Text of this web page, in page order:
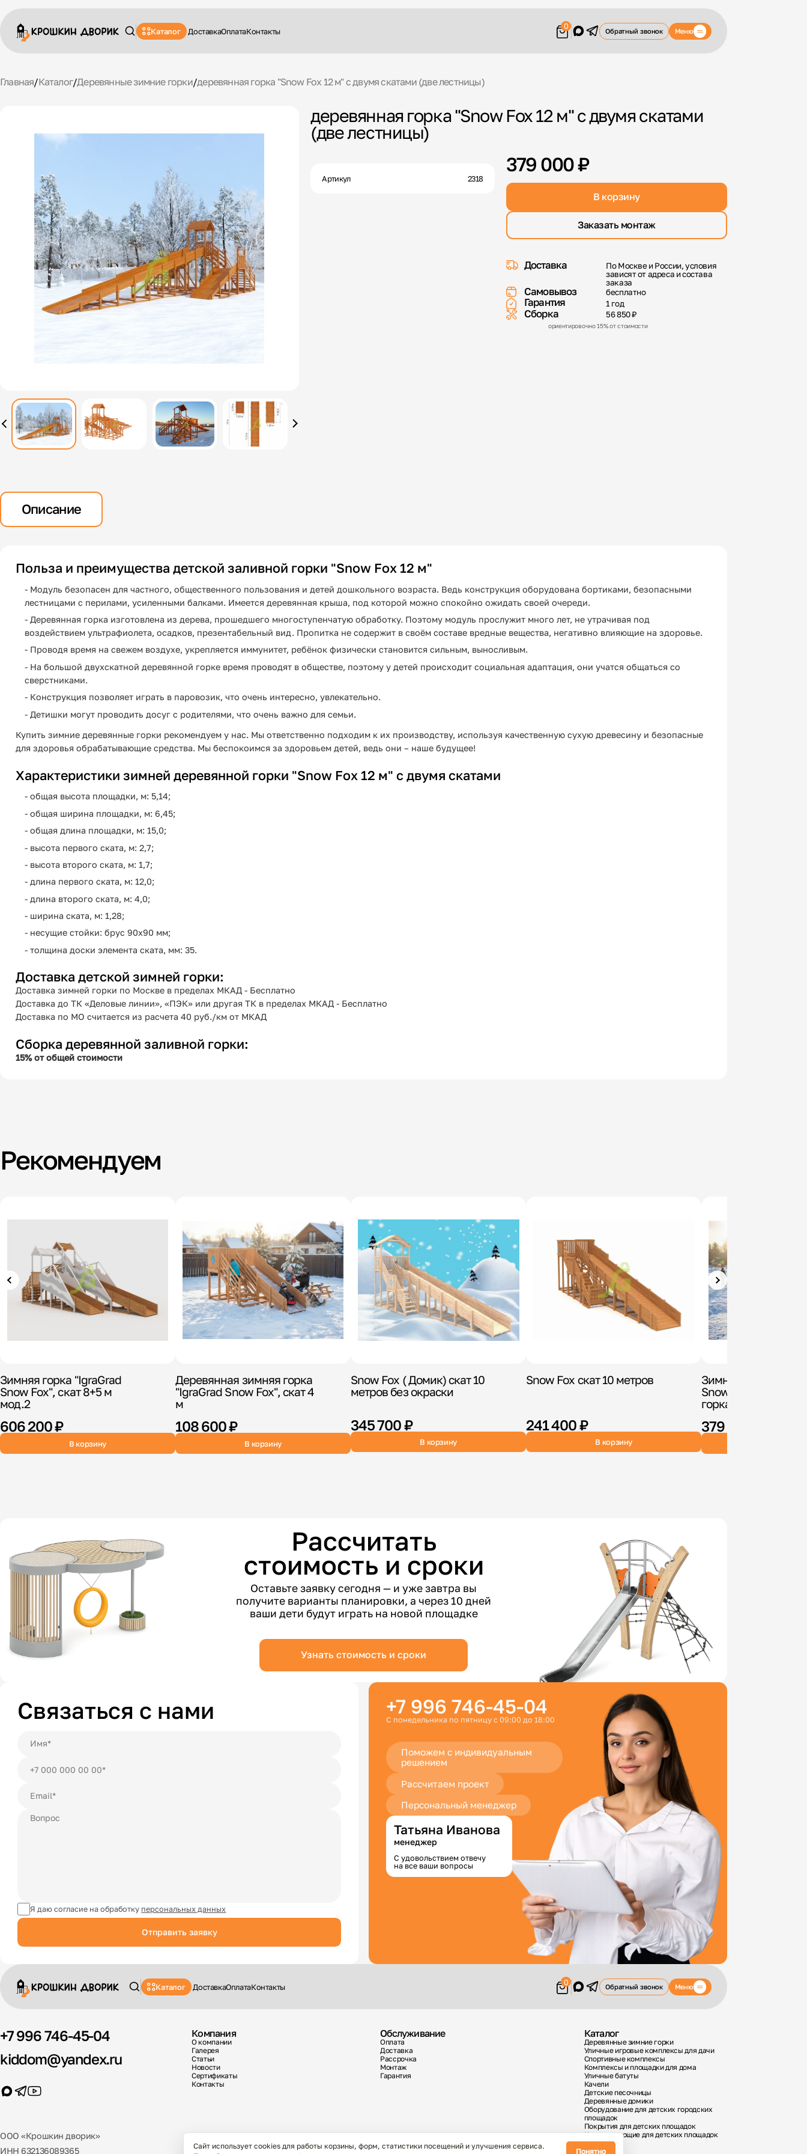
Каталог ДоставкаОплатаКонтакты
0
Обратный звонок Меню
Главная/Каталог/Деревянные зимние горки/деревянная горка "Snow Fox 12 м" с двумя скатами (две лестницы)
деревянная горка "Snow Fox 12 м" с двумя скатами
(две лестницы)
Артикул 2318
379 000 ₽
В корзину
Заказать монтаж
Доставка
По Москве и России, условия
зависят от адреса и состава
заказа
Самовывоз бесплатно
Гарантия 1 год
Сборка 56 850 ₽
ориентировочно 15% от стоимости
Описание
Польза и преимущества детской заливной горки "Snow Fox 12 м"
- Модуль безопасен для частного, общественного пользования и детей дошкольного возраста. Ведь конструкция оборудована бортиками, безопасными
лестницами с перилами, усиленными балками. Имеется деревянная крыша, под которой можно спокойно ожидать своей очереди.
- Деревянная горка изготовлена из дерева, прошедшего многоступенчатую обработку. Поэтому модуль прослужит много лет, не утрачивая под
воздействием ультрафиолета, осадков, презентабельный вид. Пропитка не содержит в своём составе вредные вещества, негативно влияющие на здоровье.
- Проводя время на свежем воздухе, укрепляется иммунитет, ребёнок физически становится сильным, выносливым.
- На большой двухскатной деревянной горке время проводят в обществе, поэтому у детей происходит социальная адаптация, они учатся общаться со
сверстниками.
- Конструкция позволяет играть в паровозик, что очень интересно, увлекательно.
- Детишки могут проводить досуг с родителями, что очень важно для семьи.
Купить зимние деревянные горки рекомендуем у нас. Мы ответственно подходим к их производству, используя качественную сухую древесину и безопасные
для здоровья обрабатывающие средства. Мы беспокоимся за здоровьем детей, ведь они – наше будущее!
Характеристики зимней деревянной горки "Snow Fox 12 м" с двумя скатами
- общая высота площадки, м: 5,14;
- общая ширина площадки, м: 6,45;
- общая длина площадки, м: 15,0;
- высота первого ската, м: 2,7;
- высота второго ската, м: 1,7;
- длина первого ската, м: 12,0;
- длина второго ската, м: 4,0;
- ширина ската, м: 1,28;
- несущие стойки: брус 90х90 мм;
- толщина доски элемента ската, мм: 35.
Доставка детской зимней горки:
Доставка зимней горки по Москве в пределах МКАД - Бесплатно
Доставка до ТК «Деловые линии», «ПЭК» или другая ТК в пределах МКАД - Бесплатно
Доставка по МО считается из расчета 40 руб./км от МКАД
Сборка деревянной заливной горки:
15% от общей стоимости
Рекомендуем
Зимняя горка "IgraGrad
Snow Fox", скат 8+5 м
мод.2
606 200 ₽
В корзину
Деревянная зимняя горка
"IgraGrad Snow Fox", скат 4
м
108 600 ₽
В корзину
Snow Fox ( Домик) скат 10
метров без окраски
345 700 ₽
В корзину
Snow Fox скат 10 метров
241 400 ₽
В корзину
Зимняя
Snow Fox 12 м с
горками
379 900 ₽
Рассчитать
стоимость и сроки
Оставьте заявку сегодня — и уже завтра вы
получите варианты планировки, а через 10 дней
ваши дети будут играть на новой площадке
Узнать стоимость и сроки
Связаться с нами
Я даю согласие на обработку персональных данных
Отправить заявку
+7 996 746-45-04
С понедельника по пятницу с 09:00 до 18:00
Поможем с индивидуальным
решением
Рассчитаем проект
Персональный менеджер
Татьяна Иванова
менеджер
С удовольствием отвечу
на все ваши вопросы
Каталог ДоставкаОплатаКонтакты
0
Обратный звонок Меню
+7 996 746-45-04
kiddom@yandex.ru
ООО «Крошкин дворик»
ИНН 632136089365
Компания
О компании
Галерея
Статьи
Новости
Сертификаты
Контакты
Обслуживание
Оплата
Доставка
Рассрочка
Монтаж
Гарантия
Каталог
Деревянные зимние горки
Уличные игровые комплексы для дачи
Спортивные комплексы
Комплексы и площадки для дома
Уличные батуты
Качели
Детские песочницы
Деревянные домики
Оборудование для детских городских
площадок
Покрытия для детских площадок
Комплектующие для детских площадок
Сайт использует cookies для работы корзины, форм, статистики посещений и улучшения сервиса.
Понятно